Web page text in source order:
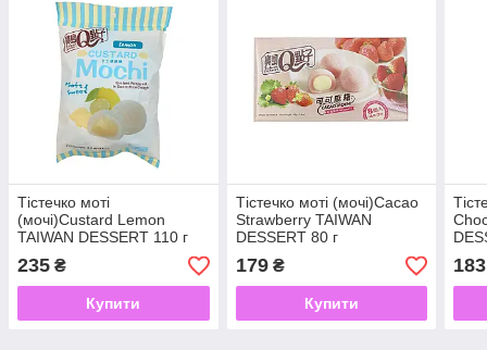
Тістечко моті
(мочі)Custard Lemon
TAIWAN DESSERT 110 г
235 ₴
Купити
Тістечко моті (мочі)Cacao
Strawberry TAIWAN
DESSERT 80 г
179₴
Купити
183